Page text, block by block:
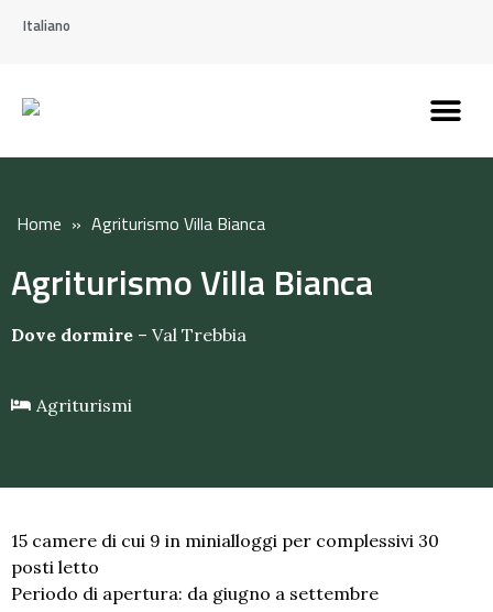
Italiano
Home » Agriturismo Villa Bianca
Agriturismo Villa Bianca
Dove dormire – Val Trebbia
Agriturismi
15 camere di cui 9 in minialloggi per complessivi 30
posti letto
Periodo di apertura: da giugno a settembre